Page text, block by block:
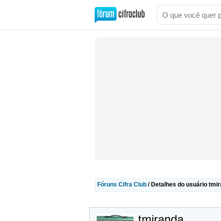
Fóruns Cifra Club / Detalhes do usuário